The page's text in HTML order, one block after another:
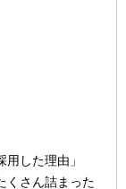
した理由」
くさん詰まった